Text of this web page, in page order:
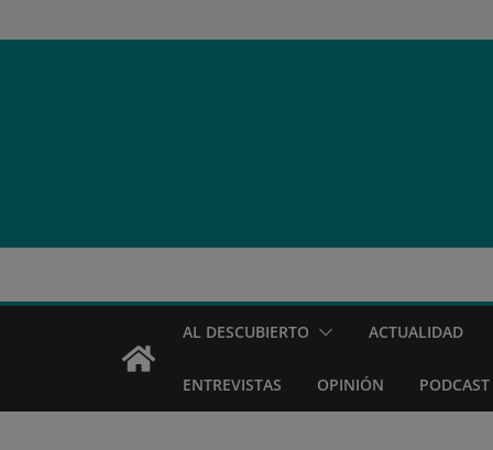
al
AL DESCUBIERTO ACTUALIDAD
ENTREVISTAS OPINIÓN PODCAST